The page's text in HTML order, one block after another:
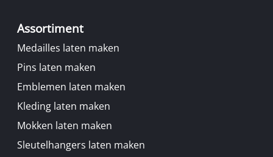
Assortiment
Medailles laten maken
Pins laten maken
Emblemen laten maken
Kleding laten maken
Mokken laten maken
Sleutelhangers laten maken